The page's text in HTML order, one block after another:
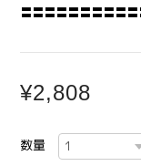
¥2,808
数量
〓〓〓〓〓〓〓〓〓